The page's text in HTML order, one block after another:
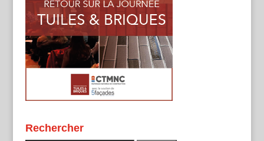
Rechercher